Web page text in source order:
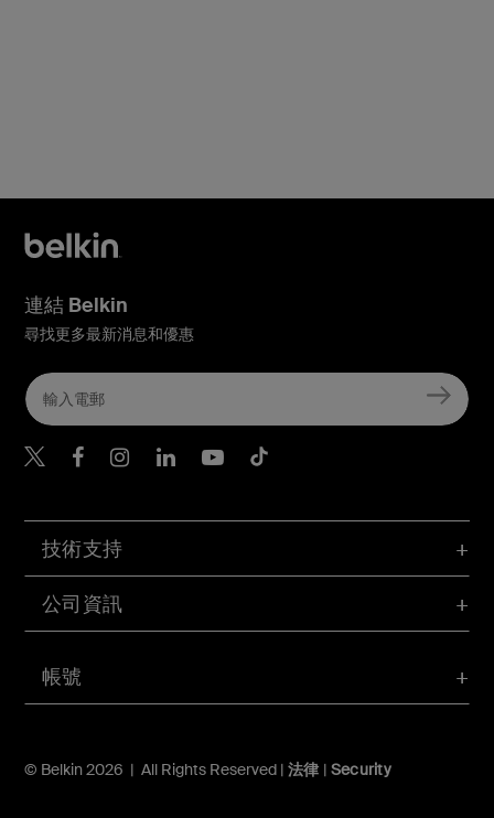
帳號
技術支持
公司資訊
© Belkin 2026 | All Rights Reserved | 法律 | Security
連結 Belkin
尋找更多最新消息和優惠
Belkin Twitter
Belkin Hong Kong
Belkin Instagram
Belkin Hong Kong
Belkin Youtube
Belkin TikTok